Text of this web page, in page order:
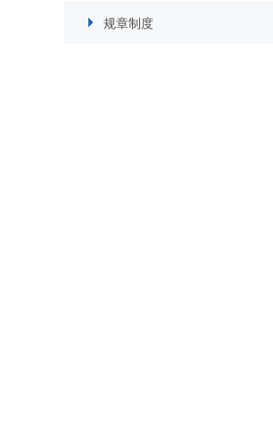
规章制度